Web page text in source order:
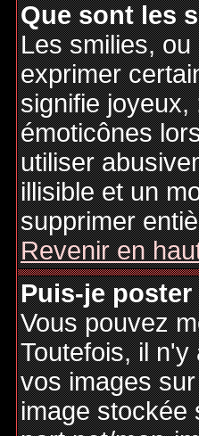
Que sont les
Les smilies,
exprimer
signifie joyeux,
émoticônes
utiliser
illisible et un
supprimer
Revenir en
Puis-je poster
Vous pouvez
Toutefois, il
vos images
image stockée